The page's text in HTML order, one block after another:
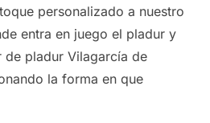
personalizado a nuestro
entra en juego el pladur y
de pladur Vilagarcía de
la forma en que